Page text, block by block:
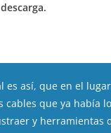
es así, que en el
cables que ya había
y herramientas